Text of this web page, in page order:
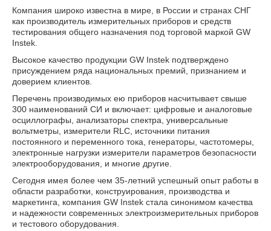
Компания широко известна в мире, в России и странах СНГ
как производитель измерительных приборов и средств
тестирования общего назначения под торговой маркой GW
Instek.
Высокое качество продукции GW Instek подтверждено
присуждением ряда национальных премий, признанием и
доверием клиентов.
Перечень производимых ею приборов насчитывает свыше
300 наименований СИ и включает: цифровые и аналоговые
осциллографы, анализаторы спектра, универсальные
вольтметры, измерители RLC, источники питания
постоянного и переменного тока, генераторы, частотомеры,
электронные нагрузки измерители параметров безопасности
электрооборудования, и многие другие.
Сегодня имея более чем 35-летний успешный опыт работы в
области разработки, конструирования, производства и
маркетинга, компания GW Instek стала синонимом качества
и надежности современных электроизмерительных приборов
и тестового оборудования.